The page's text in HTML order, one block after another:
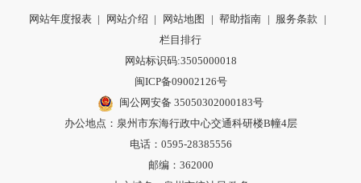
网站年度报表 | 网站介绍 | 网站地图 | 帮助指南 | 服务条款
|
栏目排行
网站标识码:3505000018
闽ICP备09002126号
闽公网安备 35050302000183号
办公地点：泉州市东海行政中心交通科研楼B幢4层
电话：0595-28385556
邮编：362000